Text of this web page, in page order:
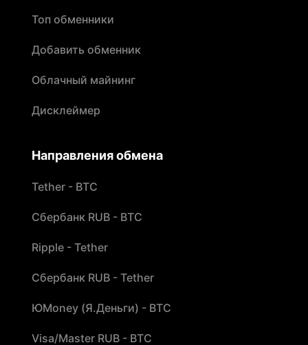
Топ обменники
Добавить обменник
Облачный майнинг
Дисклеймер
Направления обмена
Tether - BTC
Сбербанк RUB - BTC
Ripple - Tether
Сбербанк RUB - Tether
ЮMoney (Я.Деньги) - BTC
Visa/Master RUB - BTC